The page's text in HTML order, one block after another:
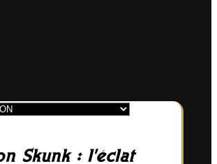
Skunk : l'éclat